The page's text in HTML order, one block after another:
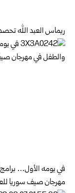
ريماس العبد الله تحصد
في يومه الأول…
مهرجان صيف سوريا